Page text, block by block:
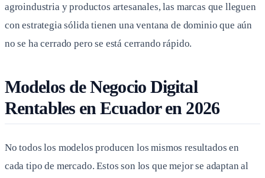
agroindustria y productos artesanales, las marcas que lleguen
con estrategia sólida tienen una ventana de dominio que aún
no se ha cerrado pero se está cerrando rápido.
Modelos de Negocio Digital
Rentables en Ecuador en 2026
No todos los modelos producen los mismos resultados en
cada tipo de mercado. Estos son los que mejor se adaptan al